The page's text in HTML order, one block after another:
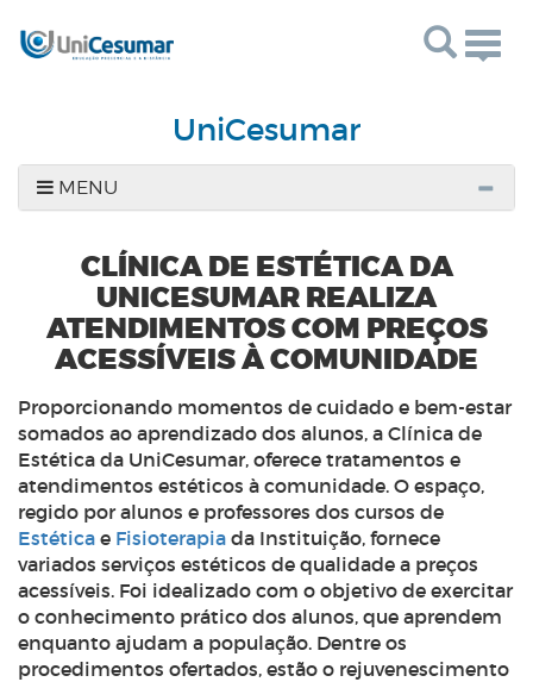
UniCesumar
MENU
CLÍNICA DE ESTÉTICA DA
UNICESUMAR REALIZA
ATENDIMENTOS COM PREÇOS
ACESSÍVEIS À COMUNIDADE
Proporcionando momentos de cuidado e bem-estar
somados ao aprendizado dos alunos, a Clínica de
Estética da UniCesumar, oferece tratamentos e
atendimentos estéticos à comunidade. O espaço,
regido por alunos e professores dos cursos de
Estética e Fisioterapia da Instituição, fornece
variados serviços estéticos de qualidade a preços
acessíveis. Foi idealizado com o objetivo de exercitar
o conhecimento prático dos alunos, que aprendem
enquanto ajudam a população. Dentre os
procedimentos ofertados, estão o rejuvenescimento